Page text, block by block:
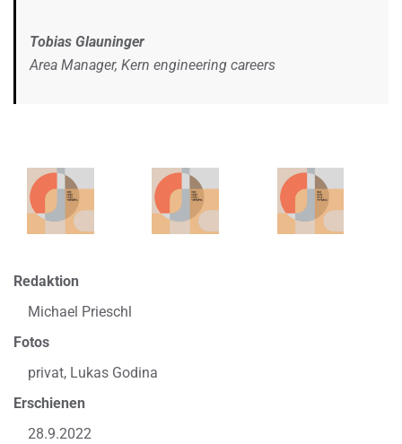
Tobias Glauninger
Area Manager, Kern engineering careers
Redaktion
Michael Prieschl
Fotos
privat, Lukas Godina
Erschienen
28.9.2022